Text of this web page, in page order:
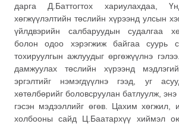
дарга Д.Баттогтох хариулахдаа,
хөгжүүлэлтийн төслийн хүрээнд улсын
үйлдвэрийн салбаруудын судалгаа
болон одоо хэрэгжиж байгаа суурь
тохируулгын ажлуудыг өргөжүүлнэ
дамжуулах төслийн хүрээнд
эргэлтийг нэмэгдүүлнэ гээд, уг
хөтөлбөрийг боловсруулан батлуулж,
гэсэн мэдээллийг өгөв. Цахим хөгжил,
холбооны сайд Ц.Баатархүү хиймэл